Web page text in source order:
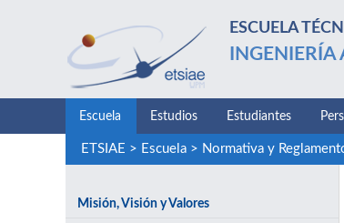
ESCUELA
Escuela Estudios Estudiantes
ETSIAE > Escuela> Normativa y
Misión, Visión y Valores